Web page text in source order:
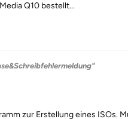
Q10 bestellt...
zur Erstellung eines ISOs.